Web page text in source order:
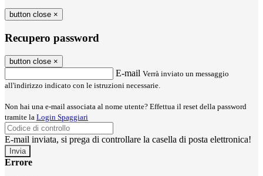
button close ×
Recupero password
button close ×
E-mail Verrà inviato un messaggio
all'indirizzo indicato con le istruzioni necessarie.
Non hai una e-mail associata al nome utente? Effettua il reset della password
tramite la Login Spaggiari
E-mail inviata, si prega di controllare la casella di posta elettronica!
Errore